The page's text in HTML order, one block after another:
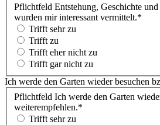
Pflichtfeld Entstehung, Geschichte
wurden mir interessant vermittelt.*
Trifft sehr zu
Trifft zu
Trifft eher nicht zu
Trifft gar nicht zu
Ich werde den Garten wieder besuchen
Pflichtfeld Ich werde den Garten
weiterempfehlen.*
Trifft sehr zu